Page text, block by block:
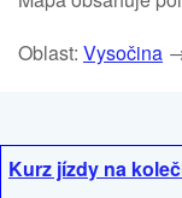
Oblast: Vysočina
Kurz jízdy na